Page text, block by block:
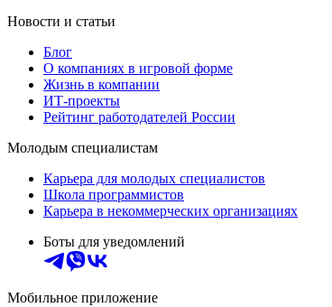
Новости и статьи
Блог
О компаниях в игровой форме
Жизнь в компании
ИТ-проекты
Рейтинг работодателей России
Молодым специалистам
Карьера для молодых специалистов
Школа программистов
Карьера в некоммерческих организациях
Боты для уведомлений
Мобильное приложение